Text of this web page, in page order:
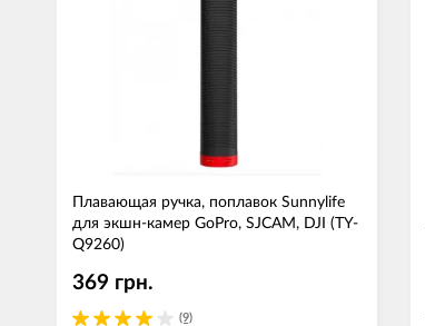
Плавающая ручка, поплавок Sunnylife
для экшн-камер GoPro, SJCAM, DJI (TY-
Q9260)
(9)
369 грн.